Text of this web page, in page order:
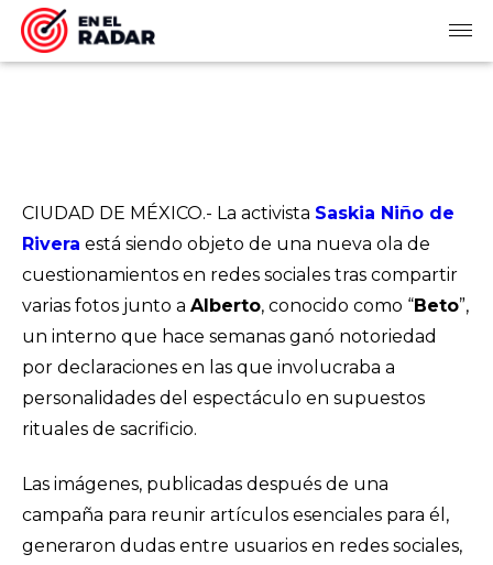
CIUDAD DE MÉXICO.- La activista Saskia Niño de
Rivera está siendo objeto de una nueva ola de
cuestionamientos en redes sociales tras compartir
varias fotos junto a Alberto, conocido como “Beto”,
un interno que hace semanas ganó notoriedad
por declaraciones en las que involucraba a
personalidades del espectáculo en supuestos
rituales de sacrificio.
Las imágenes, publicadas después de una
campaña para reunir artículos esenciales para él,
generaron dudas entre usuarios en redes sociales,